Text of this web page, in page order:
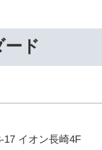
ード
17 イオン長崎4F